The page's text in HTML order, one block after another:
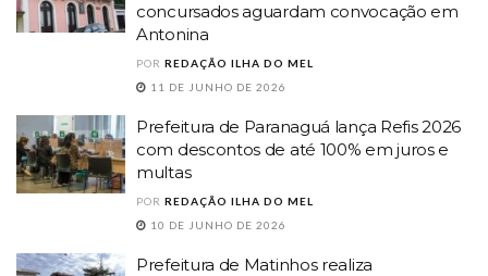
concursados aguardam convocação em
Antonina
POR REDAÇÃO ILHA DO MEL
11 DE JUNHO DE 2026
Prefeitura de Paranaguá lança Refis 2026
com descontos de até 100% em juros e
multas
POR REDAÇÃO ILHA DO MEL
10 DE JUNHO DE 2026
Prefeitura de Matinhos realiza